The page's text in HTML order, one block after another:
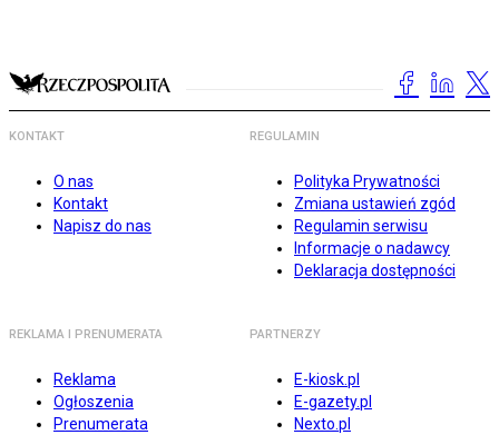
KONTAKT
O nas
Kontakt
Napisz do nas
REGULAMIN
Polityka Prywatności
Zmiana ustawień zgód
Regulamin serwisu
Informacje o nadawcy
Deklaracja dostępności
REKLAMA I PRENUMERATA
Reklama
Ogłoszenia
Prenumerata
PARTNERZY
E-kiosk.pl
E-gazety.pl
Nexto.pl